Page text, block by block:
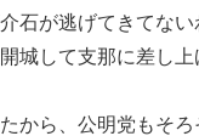
石が逃げてきてない
城して支那に差し
から、公明党もそ